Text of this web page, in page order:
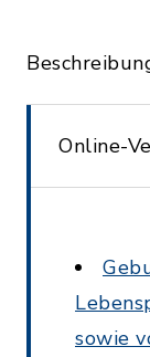
Online-
sowie